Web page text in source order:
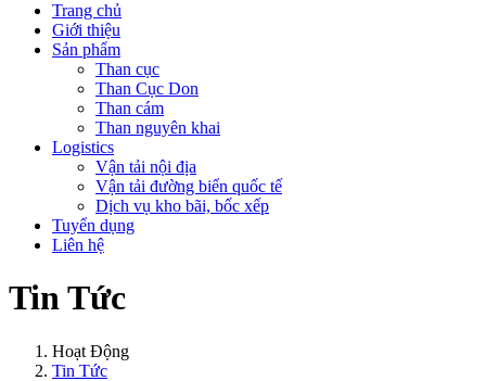
Trang chủ
Giới thiệu
Sản phẩm
Than cục
Than Cục Don
Than cám
Than nguyên khai
Logistics
Vận tải nội địa
Vận tải đường biển quốc tế
Dịch vụ kho bãi, bốc xếp
Tuyển dụng
Liên hệ
Tin Tức
Hoạt Động
Tin Tức